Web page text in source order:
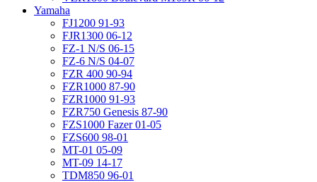
Yamaha
FJ1200 91-93
FJR1300 06-12
FZ-1 N/S 06-15
FZ-6 N/S 04-07
FZR 400 90-94
FZR1000 87-90
FZR1000 91-93
FZR750 Genesis 87-90
FZS1000 Fazer 01-05
FZS600 98-01
MT-01 05-09
MT-09 14-17
TDM850 96-01